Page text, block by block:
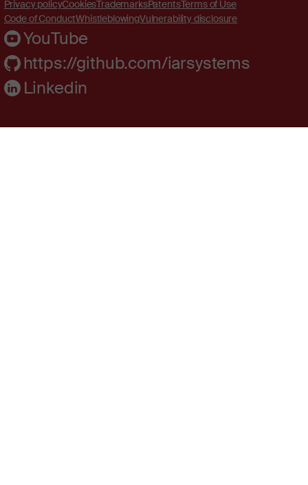
Privacy policyCookiesTrademarksPatentsTerms of Use
Code of ConductWhistleblowingVulnerability disclosure
YouTube
https://github.com/iarsystems
Linkedin